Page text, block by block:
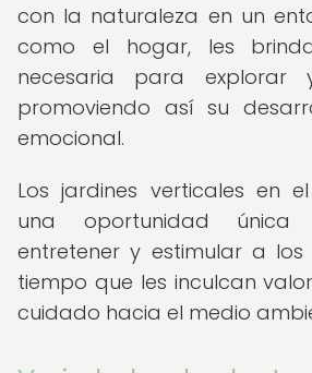
con la naturaleza en un
como el hogar, les
necesaria para explorar
promoviendo así su
emocional.
Los jardines verticales en
una oportunidad única
entretener y estimular a los
tiempo que les inculcan
cuidado hacia el medio